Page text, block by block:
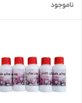
ناموجود